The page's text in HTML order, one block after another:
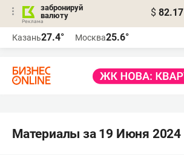
забронируй
валюту
$ 82.17
Казань27.4° Москва25.6°
Материалы за 19 Июня 2024